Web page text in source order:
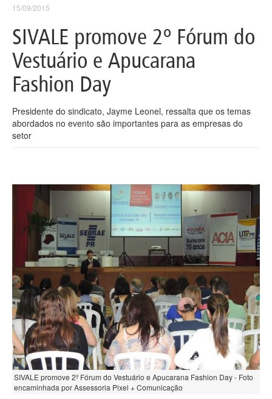
15/09/2015
SIVALE promove 2º Fórum do
Vestuário e Apucarana
Fashion Day
Presidente do sindicato, Jayme Leonel, ressalta que os temas
abordados no evento são importantes para as empresas do
setor
SIVALE promove 2º Fórum do Vestuário e Apucarana Fashion Day - Foto
encaminhada por Assessoria Pixel + Comunicação